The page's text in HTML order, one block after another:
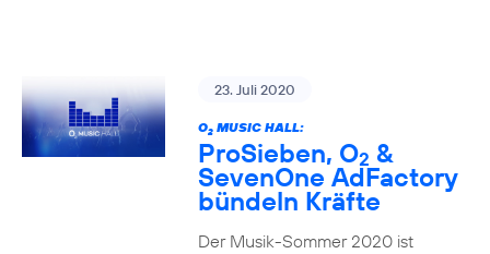
23. Juli 2020
O2MUSIC HALL:
ProSieben, O2 &
SevenOne AdFactory
bündeln Kräfte
Der Musik-Sommer 2020 ist